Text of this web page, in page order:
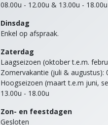
08.00u - 12.00u & 13.00u - 18.00u
Dinsdag
Enkel op afspraak.
Zaterdag
Laagseizoen (oktober t.e.m.
Zomervakantie (juli & augustus):
Hoogseizoen (maart t.e.m juni,
13.00u - 18.00u
Zon- en feestdagen
Gesloten